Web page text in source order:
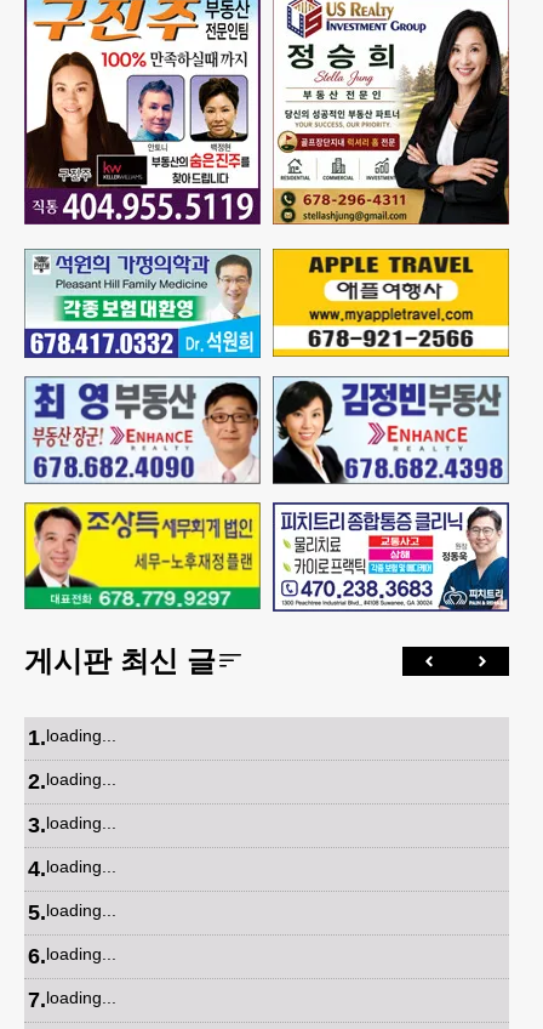
게시판 최신 글
1.loading...
2.loading...
3.loading...
4.loading...
5.loading...
6.loading...
7.loading...